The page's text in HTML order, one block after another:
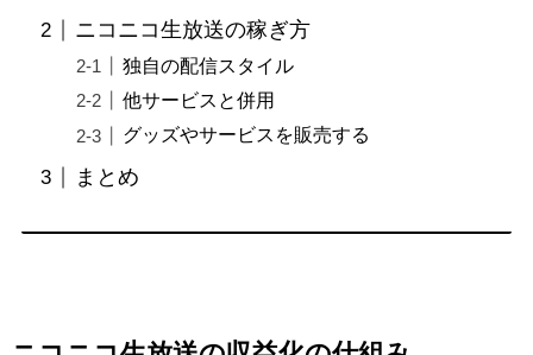
ニコニコ生放送の稼ぎ方
独自の配信スタイル
他サービスと併用
グッズやサービスを販売する
まとめ